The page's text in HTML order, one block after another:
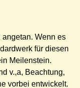
Wenn es
für diesen
Meilenstein.
v.,a, Beachtung,
vorbei entwickelt.